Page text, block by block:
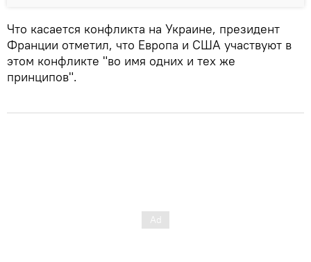
Что касается конфликта на Украине, президент
Франции отметил, что Европа и США участвуют в
этом конфликте "во имя одних и тех же
принципов".